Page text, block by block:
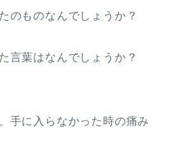
のものなんでしょうか？
言葉はなんでしょうか？
手に入らなかった時の痛み